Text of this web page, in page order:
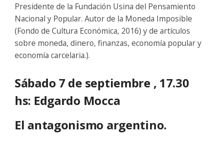
Presidente de la Fundación Usina del Pensamiento
Nacional y Popular. Autor de la Moneda Imposible
(Fondo de Cultura Económica, 2016) y de artículos
sobre moneda, dinero, finanzas, economía popular y
economía carcelaria.).
Sábado 7 de septiembre , 17.30
hs: Edgardo Mocca
El antagonismo argentino.